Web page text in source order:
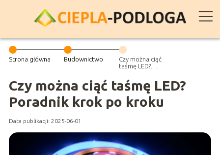
Strona główna Budownictwo
Czy można ciąć
taśmę LED?
po kroku
Czy można ciąć taśmę LED?
Poradnik krok po kroku
Data publikacji: 2025-06-01